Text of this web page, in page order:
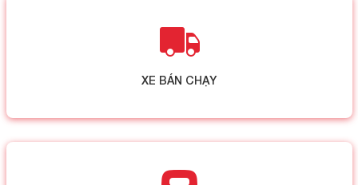
XE BÁN CHẠY